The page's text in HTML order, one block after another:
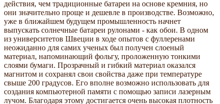
действия, чем традиционные батареи на основе кремния, но
они значительно проще и дешевле в производстве. Возможно,
уже в ближайшем будущем промышленность начнет
выпускать солнечные батареи рулонами - как обои. В одном
из университетов Швеции в ходе опытов с фуллеренами
неожиданно для самих ученых был получен слоеный
материал, напоминающий фольгу, проложенную тонкими
слоями бумаги. Прозрачный и гибкий материал оказался
магнитом и сохранял свои свойства даже при температуре
свыше 200 градусов. Его вполне возможно использовать для
создания компьютерной памяти с помощью записи лазерным
лучом. Благодаря этому достигается очень высокая плотность